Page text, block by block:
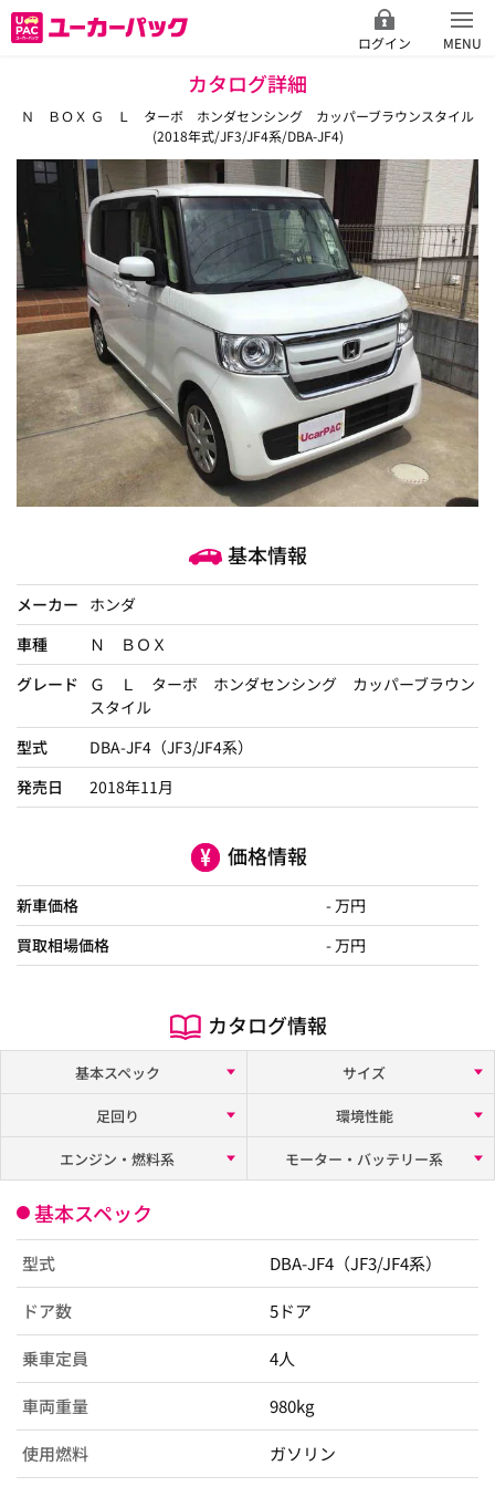
ログイン MENU
カタログ詳細
Ｎ ＢＯＸ Ｇ Ｌ ターボ ホンダセンシング カッパーブラウンスタイル
(2018年式/JF3/JF4系/DBA-JF4)
基本情報
メーカー ホンダ
車種
Ｎ ＢＯＸ
グレード
Ｇ Ｌ ターボ ホンダセンシング カッパーブラウン
スタイル
型式
DBA-JF4（JF3/JF4系）
発売日
2018年11月
価格情報
新車価格
- 万円
買取相場価格
- 万円
カタログ情報
基本スペック
サイズ
足回り
環境性能
エンジン・燃料系
モーター・バッテリー系
基本スペック
型式 DBA-JF4（JF3/JF4系）
ドア数 5ドア
乗車定員 4人
車両重量 980kg
使用燃料 ガソリン